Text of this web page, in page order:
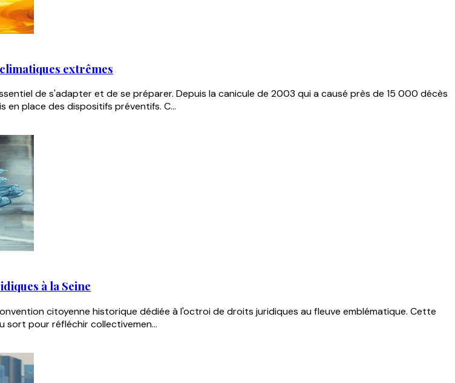
extrêmes
de s'adapter et de se préparer. Depuis la canicule de 2003 qui a causé près de 15 000 décès
place des dispositifs préventifs. C...
à la Seine
citoyenne historique dédiée à l'octroi de droits juridiques au fleuve emblématique. Cette
sort pour réfléchir collectivemen...